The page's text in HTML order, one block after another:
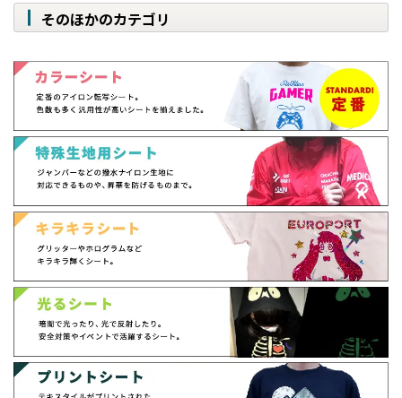
そのほかのカテゴリ